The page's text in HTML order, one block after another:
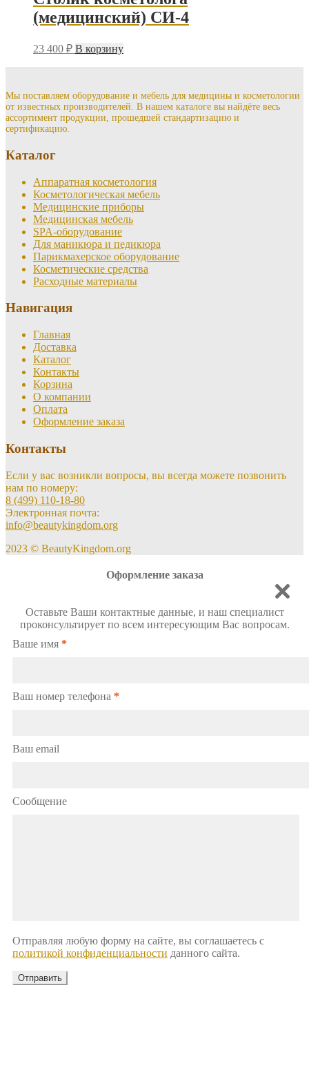
(медицинский) СИ-4
23 400 ₽ В корзину
Мы поставляем оборудование и мебель для медицины и косметологии
от известных производителей. В нашем каталоге вы найдёте весь
ассортимент продукции, прошедшей стандартизацию и
сертификацию.
Каталог
Аппаратная косметология
Косметологическая мебель
Медицинские приборы
Медицинская мебель
SPA-оборудование
Для маникюра и педикюра
Парикмахерское оборудование
Косметические средства
Расходные материалы
Навигация
Главная
Доставка
Каталог
Контакты
Корзина
О компании
Оплата
Оформление заказа
Контакты
Если у вас возникли вопросы, вы всегда можете позвонить
нам по номеру:
8 (499) 110-18-80
Электронная почта:
info@beautykingdom.org
2023 © BeautyKingdom.org
Оформление заказа
Оставьте Ваши контактные данные, и наш специалист
проконсультирует по всем интересующим Вас вопросам.
Ваше имя *
Ваш номер телефона *
Ваш email
Сообщение
Отправляя любую форму на сайте, вы соглашаетесь с
политикой конфиденциальности данного сайта.